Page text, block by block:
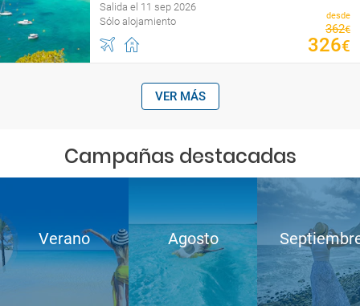
Salida el 11 sep 2026
Sólo alojamiento
desde
362€
326€
VER MÁS
Campañas destacadas
Verano Agosto